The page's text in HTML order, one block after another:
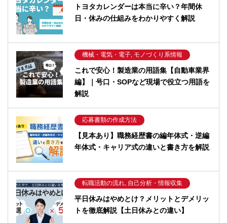
トヨタカレンダーは本当に辛い？年間休
日・休みの仕組みをわかりやすく解説
機械・電気・電子, モノづくり系情報
これで安心！製造業の用語集【自動車業界
編】｜号口・SOPなど現場で役立つ用語を
解説
応募書類の作成方法
【見本あり】職務経歴書の編年体式・逆編
年体式・キャリア式の違いと書き方を解説
転職活動の流れ, 自己分析・情報収集
平日休みはやめとけ？メリットとデメリッ
トを徹底解説【土日休みとの違い】